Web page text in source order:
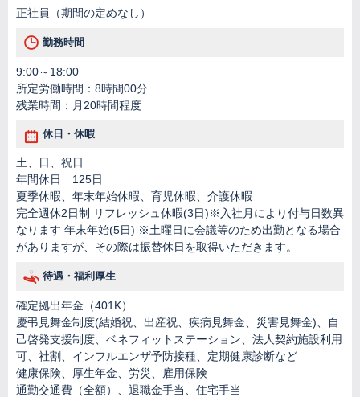
正社員（期間の定めなし）
勤務時間
9:00～18:00
所定労働時間：8時間00分
残業時間：月20時間程度
休日・休暇
土、日、祝日
年間休日 125日
夏季休暇、年末年始休暇、育児休暇、介護休暇
完全週休2日制 リフレッシュ休暇(3日)※入社月により付与日数異
なります 年末年始(5日) ※土曜日に会議等のため出勤となる場合
がありますが、その際は振替休日を取得いただきます。
待遇・福利厚生
確定拠出年金（401K）
慶弔見舞金制度(結婚祝、出産祝、疾病見舞金、災害見舞金)、自
己啓発支援制度、ベネフィットステーション、法人契約施設利用
可、社割、インフルエンザ予防接種、定期健康診断など
健康保険、厚生年金、労災、雇用保険
通勤交通費（全額）、退職金手当、住宅手当